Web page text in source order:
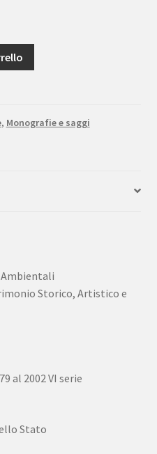
, Monografie e saggi
Storico, Artistico e
al 2002 VI serie
Stato